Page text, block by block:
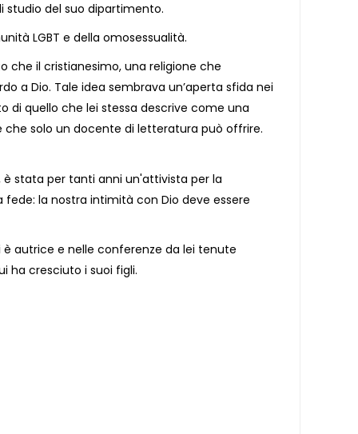
studio del suo dipartimento.
LGBT e della omosessualità.
che il cristianesimo, una religione che
a Dio. Tale idea sembrava un’aperta sfida nei
di quello che lei stessa descrive come una
che solo un docente di letteratura può offrire.
stata per tanti anni un'attivista per la
fede: la nostra intimità con Dio deve essere
è autrice e nelle conferenze da lei tenute
ha cresciuto i suoi figli.